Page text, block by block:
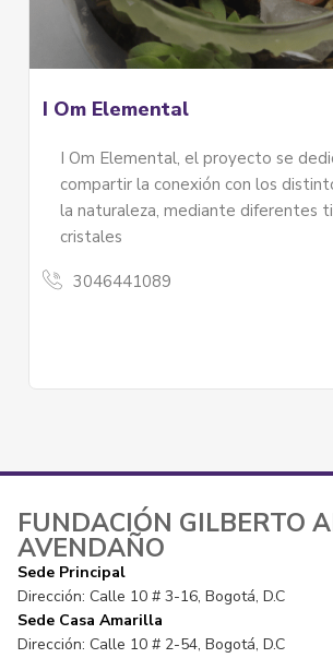
I Om Elemental
I Om Elemental, el proyecto se
compartir la conexión con los
la naturaleza, mediante diferentes
cristales
3046441089
FUNDACIÓN GILBERTO
AVENDAÑO
Sede Principal
Dirección: Calle 10 # 3-16, Bogotá, D.C
Sede Casa Amarilla
Dirección: Calle 10 # 2-54, Bogotá, D.C